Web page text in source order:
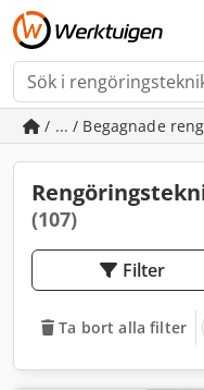
/ ... / Begagnade
(107)
Filter
Ta bort alla filter